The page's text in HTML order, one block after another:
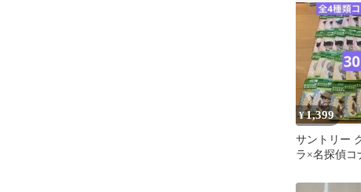
¥1,399
サントリー
ラ×名探偵コ
類30枚